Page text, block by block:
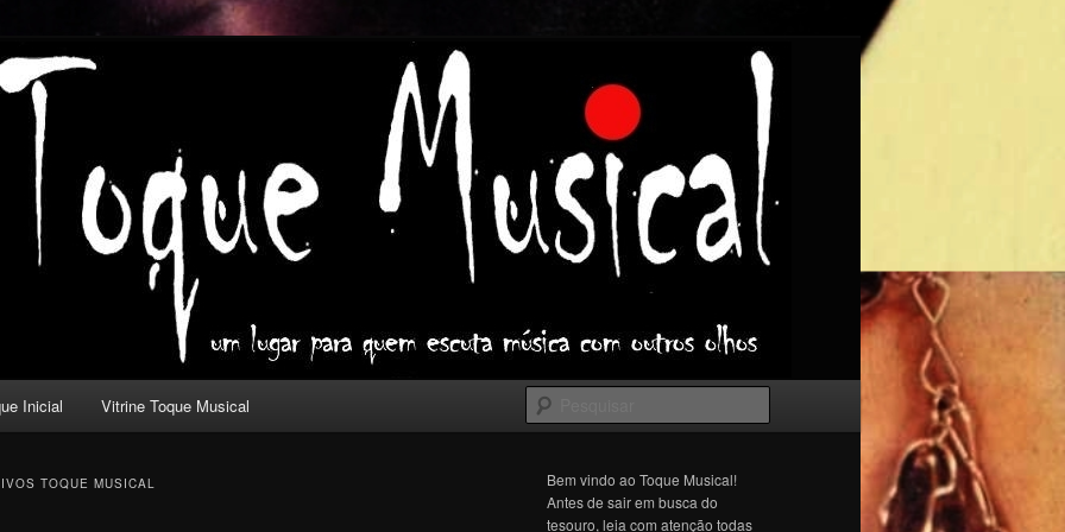
com outros olhos.
Inicial Vitrine Toque Musical
TOQUE MUSICAL
Bem vindo ao Toque Musical!
Antes de sair em busca do
tesouro, leia com atenção todas